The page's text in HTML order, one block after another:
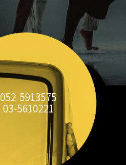
052-5913575
03-5610221